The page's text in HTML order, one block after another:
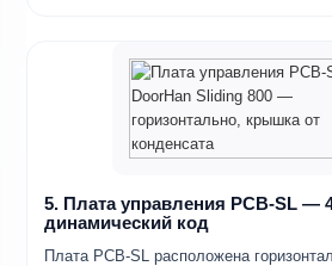
5. Плата управления PCB-SL —
динамический код
Плата PCB-SL расположена